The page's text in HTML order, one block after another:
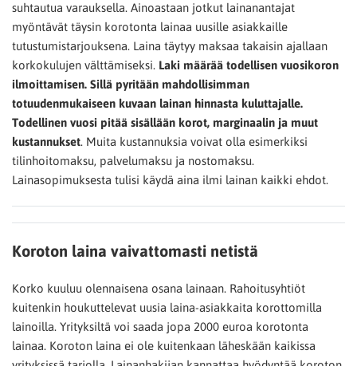
suhtautua varauksella. Ainoastaan jotkut lainanantajat
myöntävät täysin korotonta lainaa uusille asiakkaille
tutustumistarjouksena. Laina täytyy maksaa takaisin ajallaan
korkokulujen välttämiseksi. Laki määrää todellisen vuosikoron
ilmoittamisen. Sillä pyritään mahdollisimman
totuudenmukaiseen kuvaan lainan hinnasta kuluttajalle.
Todellinen vuosi pitää sisällään korot, marginaalin ja muut
kustannukset. Muita kustannuksia voivat olla esimerkiksi
tilinhoitomaksu, palvelumaksu ja nostomaksu.
Lainasopimuksesta tulisi käydä aina ilmi lainan kaikki ehdot.
Koroton laina vaivattomasti netistä
Korko kuuluu olennaisena osana lainaan. Rahoitusyhtiöt
kuitenkin houkuttelevat uusia laina-asiakkaita korottomilla
lainoilla. Yrityksiltä voi saada jopa 2000 euroa korotonta
lainaa. Koroton laina ei ole kuitenkaan läheskään kaikissa